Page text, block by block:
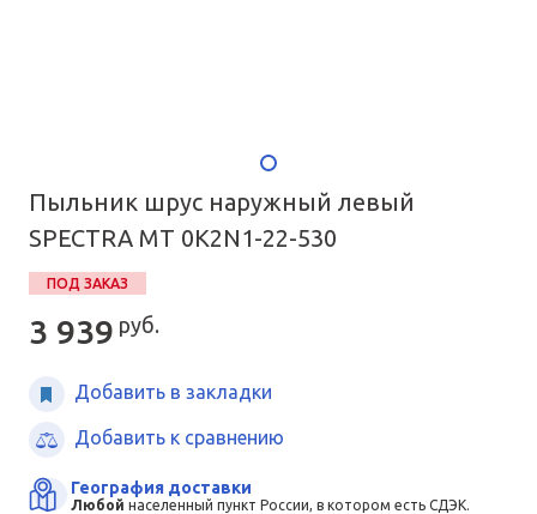
Пыльник шрус наружный левый
SPECTRA MT 0K2N1-22-530
ПОД ЗАКАЗ
3 939 руб.
Добавить в закладки
Добавить к сравнению
География доставки
Любой населенный пункт России, в котором есть СДЭК.